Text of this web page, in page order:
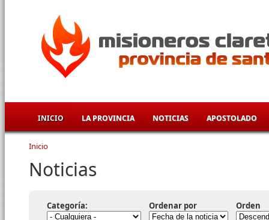
INICIO LA PROVINCIA NOTICIAS APOSTOLADO
Se encuentra usted aquí
Inicio
Noticias
Categoría: Ordenar por Orden